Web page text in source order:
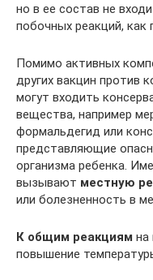
но в ее состав не
побочных реакций, как
Помимо активных
других вакцин против
могут входить
вещества, например
формальдегид или
представляющие
организма ребенка.
вызывают местную
или болезненность в
К общим реакциям на
повышение